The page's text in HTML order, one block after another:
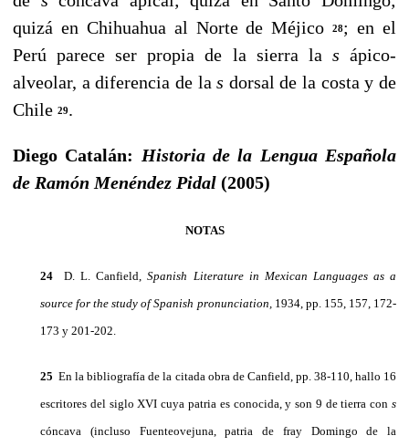
quizá en Chihuahua al Norte de Méjico28; en el
Perú parece ser propia de la sierra la s ápico-
alveolar, a di­ferencia de las dorsal de la costa y de
Chile 29.
Diego Catalán: Historia de la Lengua Española
de Ramón Menéndez Pidal (2005)
NOTAS
24 D. L. Canfield,Spanish Literature in Mexican Languages as a
source for the study of Spanish pronunciation, 1934, pp. 155, 157, 172-
173 y 201-202.
25 En la bibliografía de la citada obra de Canfield, pp. 38-110, hallo 16
escritores del siglo XVI cuya patria es conocida, y son 9 de tierra con s
cóncava (incluso Fuenteovejuna, patria de fray Domingo de la